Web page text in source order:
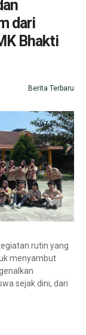
dari
Bhakti
Berita Terbaru
rutin yang
menyambut
sejak dini, dari